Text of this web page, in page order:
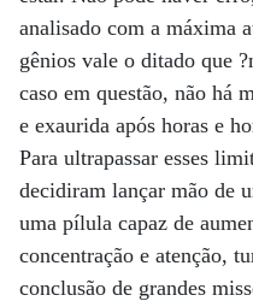
analisado com a máxima
gênios vale o ditado que
caso em questão, não há
e exaurida após horas e
Para ultrapassar esses
decidiram lançar mão de
uma pílula capaz de
concentração e atenção,
conclusão de grandes